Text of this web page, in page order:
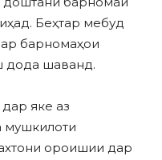
Беҳтар мебуд
барномаҳои
дода шаванд.
яке аз
мушкилоти
ороишии дар